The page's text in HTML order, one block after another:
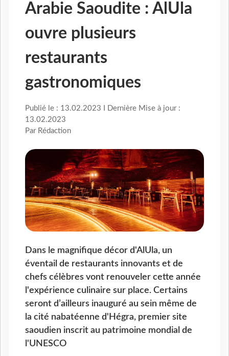
Arabie Saoudite : AlUla
ouvre plusieurs
restaurants
gastronomiques
Publié le : 13.02.2023 I Dernière Mise à jour :
13.02.2023
Par Rédaction
Dans le magnifique décor d'AlUla, un
éventail de restaurants innovants et de
chefs célèbres vont renouveler cette année
l'expérience culinaire sur place. Certains
seront d’ailleurs inauguré au sein même de
la cité nabatéenne d'Hégra, premier site
saoudien inscrit au patrimoine mondial de
l'UNESCO